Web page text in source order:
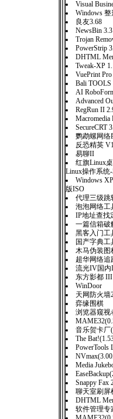
Visual
Windows
良友3.68
NewsBin
Trojan
PowerStrip
DHTML
Tweak-XP
VuePrint
Bali TOOLS
AI
Advanced
RegRun II
Macromedia
SecureCRT
鹦鹉螺网络
反恐精英
易聊II
红旗Linux
Linux操作系统
Windows
版ISO
代理三级跳
泡泡网络工
IP地址查找
一篇信箱破
黑客入门工
国产字典工
木马伪装图
超华网络追
流光IV国内
东方影都
WinDoor
天网防火墙
弈缘围棋
浏览器窥视
音乐贺卡厂
The
PowerTools
Media
Snappy Fax
聊天室刷屏
DHTML
软件管理专